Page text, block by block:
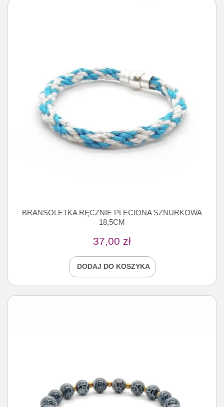
BRANSOLETKA RĘCZNIE PLECIONA SZNURKOWA
18,5CM
37,00 zł
DODAJ DO KOSZYKA